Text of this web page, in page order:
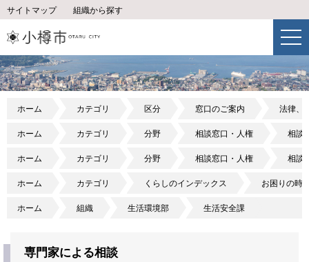
サイトマップ 組織から探す
ホーム カテゴリ 区分 窓口のご案内 法律、
ホーム カテゴリ 分野 相談窓口・人権 相談
ホーム カテゴリ 分野 相談窓口・人権 相談
ホーム カテゴリ くらしのインデックス お困りの時
ホーム 組織 生活環境部 生活安全課
専門家による相談